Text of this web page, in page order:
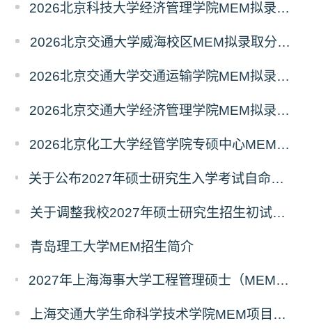
2026北京科技大学经济管理学院MEM拟录取分析解读
2026北京交通大学威海校区MEM拟录取分析解读
2026北京交通大学交通运输学院MEM拟录取分析解读
2026北京交通大学经济管理学院MEM拟录取分析解读
2026北京化工大学经管学院专硕中心MEM拟录取分析解读
关于公布2027年硕士研究生入学考试自命题考试科目考试大纲的通知
关于调整我校2027年硕士研究生招生初试科目的公告
青岛理工大学MEM招生简介
2027年上海海事大学工程管理硕士（MEM）宁波产教融合研究生培养项目
上海交通大学生命科学技术学院MEM项目全新介绍